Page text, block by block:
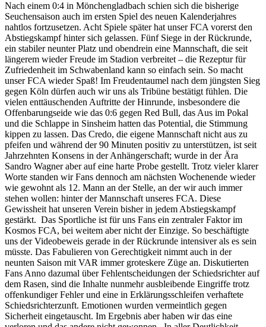
Nach einem 0:4 in Mönchengladbach schien sich die bisherige
Seuchensaison auch im ersten Spiel des neuen Kalenderjahres
nahtlos fortzusetzen. Acht Spiele später hat unser FCA vorerst den
Abstiegskampf hinter sich gelassen. Fünf Siege in der Rückrunde,
ein stabiler neunter Platz und obendrein eine Mannschaft, die seit
längerem wieder Freude im Stadion verbreitet – die Rezeptur für
Zufriedenheit im Schwabenland kann so einfach sein. So macht
unser FCA wieder Spaß! Im Freudentaumel nach dem jüngsten Sieg
gegen Köln dürfen auch wir uns als Tribüne bestätigt fühlen. Die
vielen enttäuschenden Auftritte der Hinrunde, insbesondere die
Offenbarungseide wie das 0:6 gegen Red Bull, das Aus im Pokal
und die Schlappe in Sinsheim hatten das Potential, die Stimmung
kippen zu lassen. Das Credo, die eigene Mannschaft nicht aus zu
pfeifen und während der 90 Minuten positiv zu unterstützen, ist seit
Jahrzehnten Konsens in der Anhängerschaft; wurde in der Ära
Sandro Wagner aber auf eine harte Probe gestellt. Trotz vieler klarer
Worte standen wir Fans dennoch am nächsten Wochenende wieder
wie gewohnt als 12. Mann an der Stelle, an der wir auch immer
stehen wollen: hinter der Mannschaft unseres FCA. Diese
Gewissheit hat unseren Verein bisher in jedem Abstiegskampf
gestärkt. Das Sportliche ist für uns Fans ein zentraler Faktor im
Kosmos FCA, bei weitem aber nicht der Einzige. So beschäftigte
uns der Videobeweis gerade in der Rückrunde intensiver als es sein
müsste. Das Fabulieren von Gerechtigkeit nimmt auch in der
neunten Saison mit VAR immer groteskere Züge an. Diskutierten
Fans Anno dazumal über Fehlentscheidungen der Schiedsrichter auf
dem Rasen, sind die Inhalte nunmehr ausbleibende Eingriffe trotz
offenkundiger Fehler und eine in Erklärungsschleifen verhaftete
Schiedsrichterzunft. Emotionen wurden vermeintlich gegen
Sicherheit eingetauscht. Im Ergebnis aber haben wir das eine